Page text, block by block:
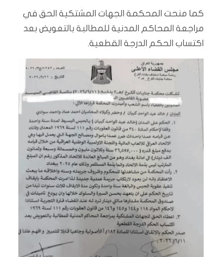
كما منحت المحكمة الجهات المشتكية الحق في
مراجعة المحاكم المدنية للمطالبة بالتعويض بعد
اكتساب الحكم الدرجة القطعية.